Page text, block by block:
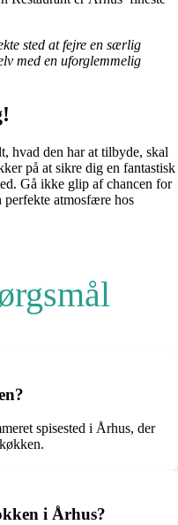
sted at fejre en særlig
med en uforglemmelig
hvad den har at tilbyde, skal
på at sikre dig en fantastisk
Gå ikke glip af chancen for
perfekte atmosfære hos
spisested i Århus, der
i Århus?